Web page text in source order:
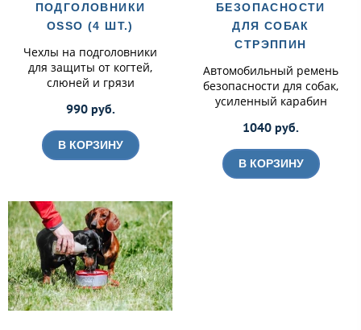
ПОДГОЛОВНИКИ
OSSO (4 ШТ.)
Чехлы на подголовники
для защиты от когтей,
слюней и грязи
990 руб.
В КОРЗИНУ
БЕЗОПАСНОСТИ
ДЛЯ СОБАК
СТРЭППИН
Автомобильный ремень
безопасности для собак,
усиленный карабин
1040 руб.
В КОРЗИНУ